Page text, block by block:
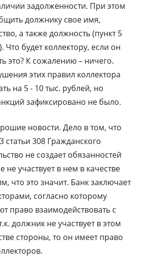
задолженности. При этом
должнику свое имя,
а также должность (пункт 5
Что будет коллектору, если он
это? К сожалению – ничего.
этих правил коллектора
на 5 - 10 тыс. рублей, но
зафиксировано не было.
новости. Дело в том, что
статьи 308 Гражданского
не создает обязанностей
не участвует в нем в качестве
что это значит. Банк заключает
согласно которому
право взаимодействовать с
должник не участвует в этом
стороны, то он имеет право